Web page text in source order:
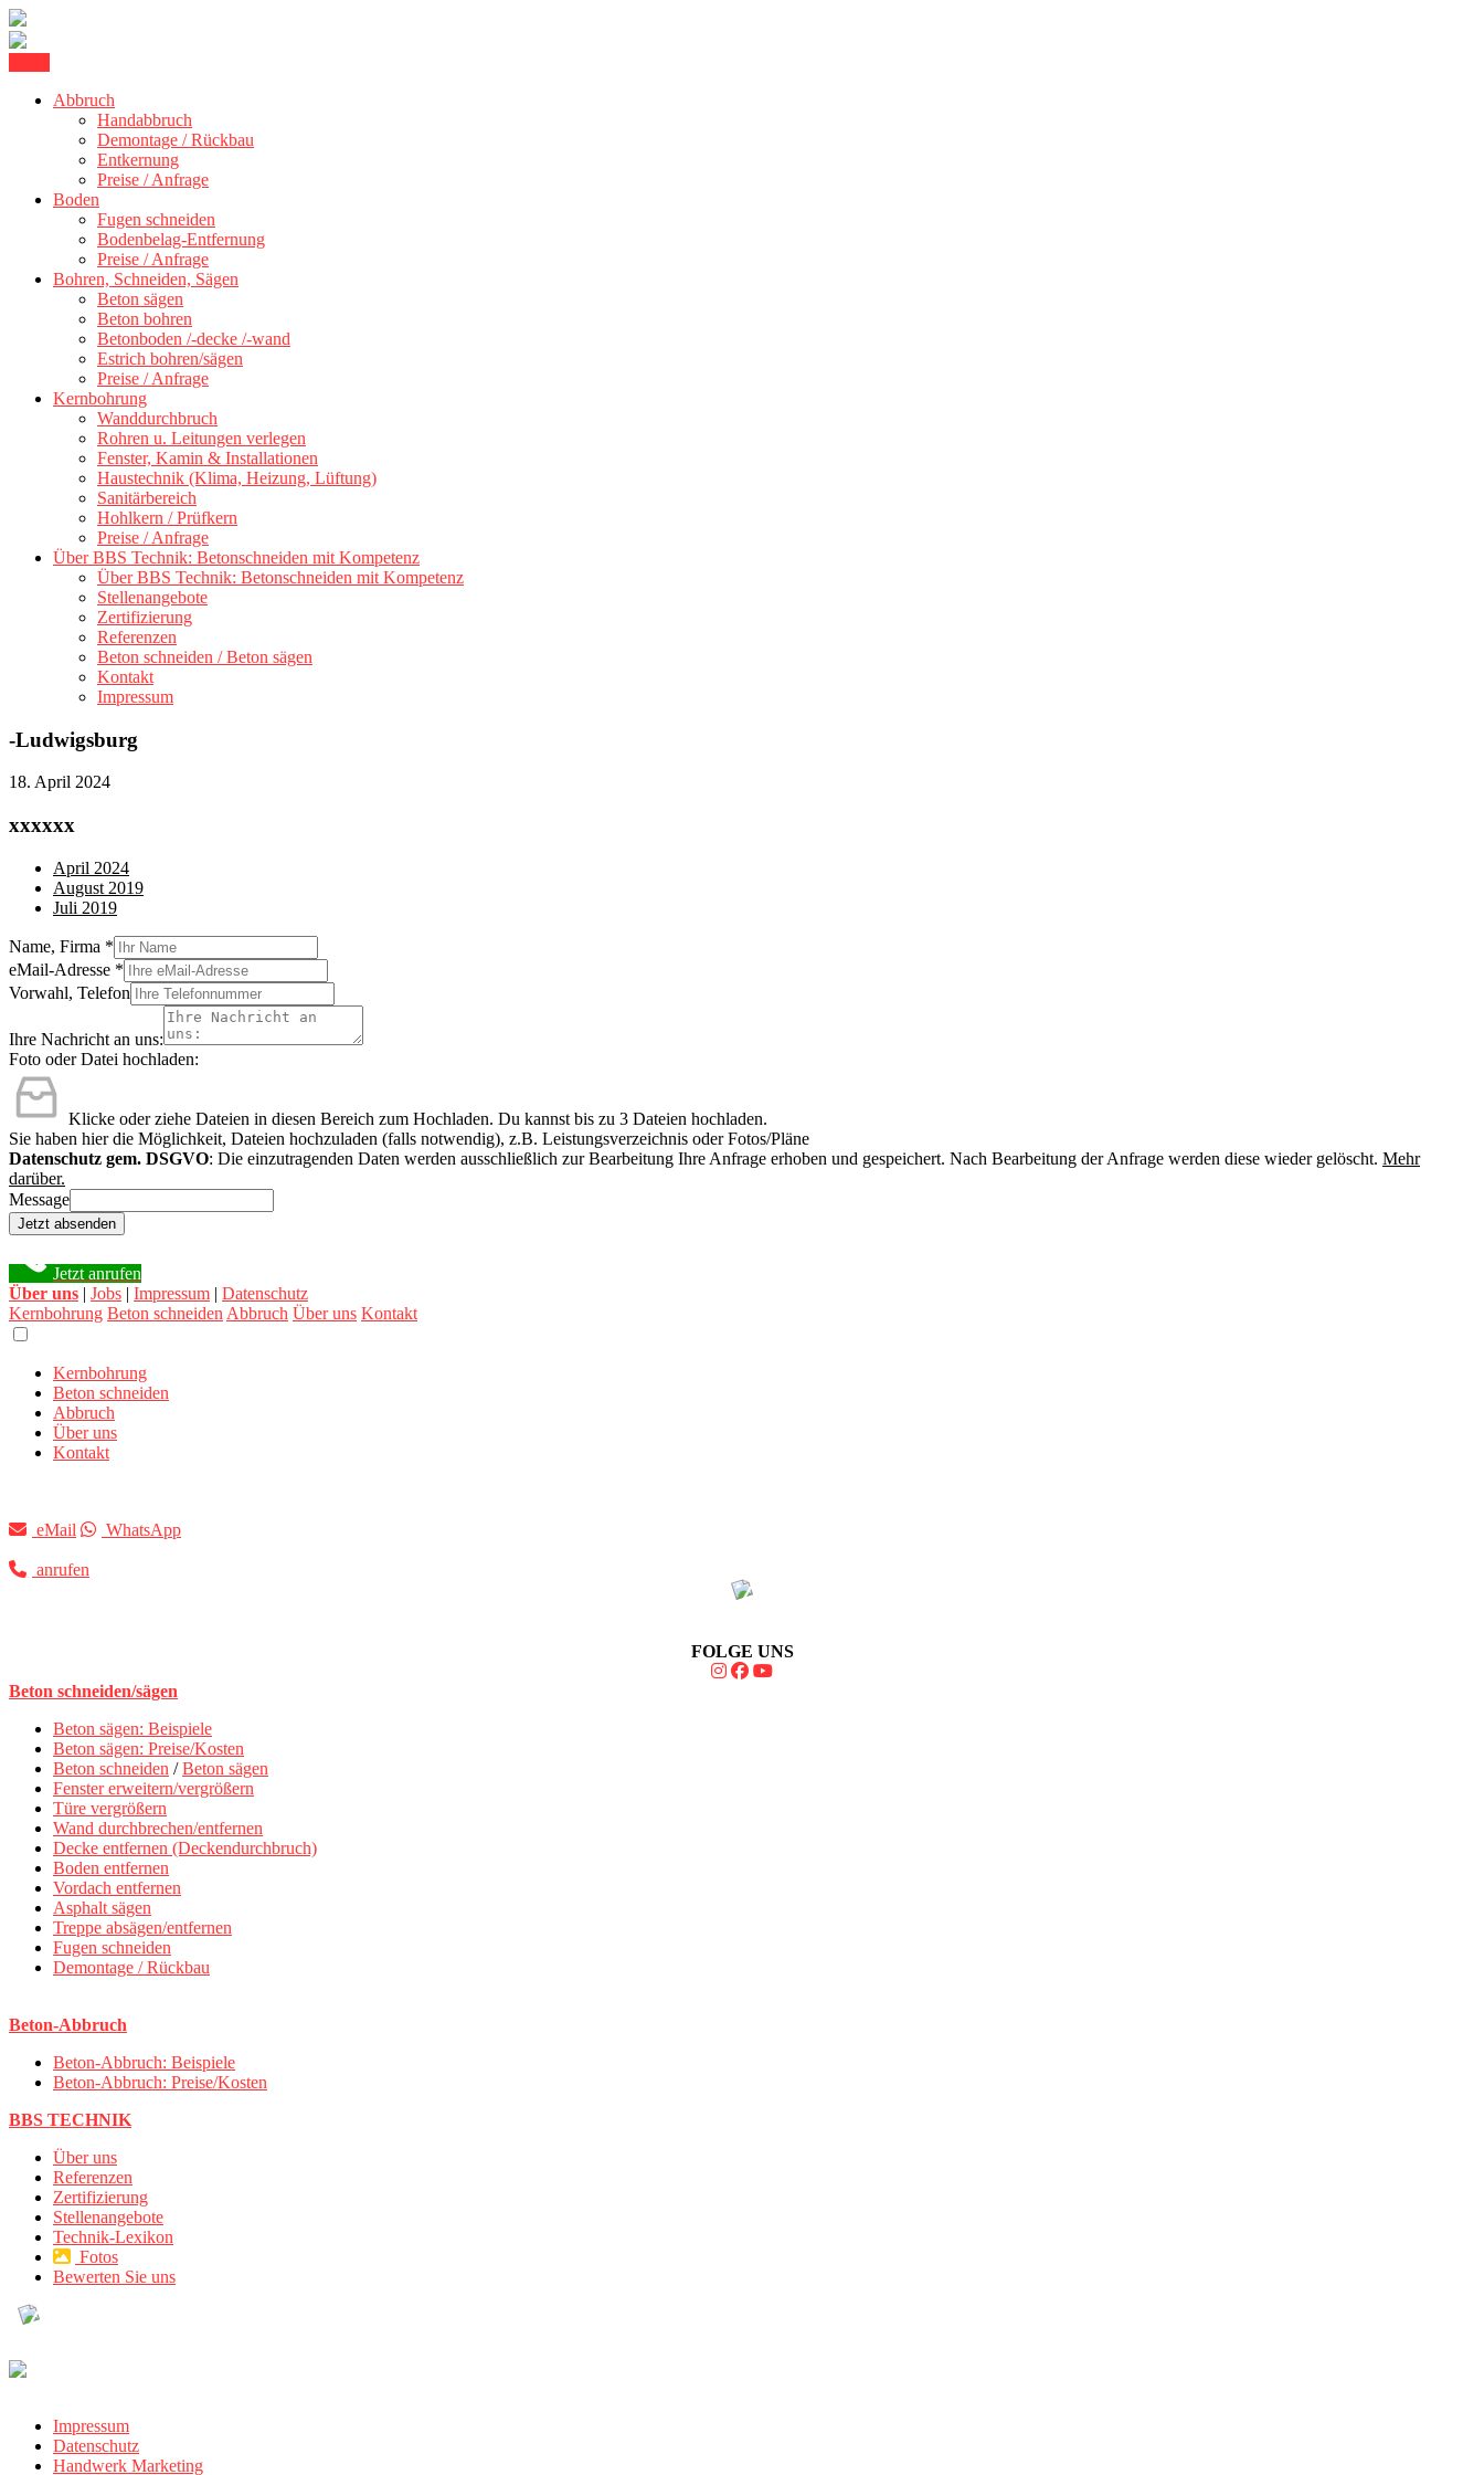
content
Betonschneiden Stuttgart
Abbruch
Handabbruch
Demontage / Rückbau
Entkernung
Preise / Anfrage
Boden
Fugen schneiden
Bodenbelag-Entfernung
Preise / Anfrage
Bohren, Schneiden, Sägen
Beton sägen
Beton bohren
Betonboden /-decke /-wand
Estrich bohren/sägen
Preise / Anfrage
Kernbohrung
Wanddurchbruch
Rohren u. Leitungen verlegen
Fenster, Kamin & Installationen
Haustechnik (Klima, Heizung, Lüftung)
Sanitärbereich
Hohlkern / Prüfkern
Preise / Anfrage
Über BBS Technik: Betonschneiden mit Kompetenz
Über BBS Technik: Betonschneiden mit Kompetenz
Stellenangebote
Zertifizierung
Referenzen
Beton schneiden / Beton sägen
Kontakt
Impressum
-Ludwigsburg
18. April 2024
xxxxxx
April 2024
August 2019
Juli 2019
Name, Firma *
eMail-Adresse *
Vorwahl, Telefon
Ihre Nachricht an uns:
Foto oder Datei hochladen:
Klicke oder ziehe Dateien in diesen Bereich zum Hochladen. Du kannst bis zu 3 Dateien hochladen.
Sie haben hier die Möglichkeit, Dateien hochzuladen (falls notwendig), z.B. Leistungsverzeichnis oder Fotos/Pläne
Datenschutz gem. DSGVO: Die einzutragenden Daten werden ausschließlich zur Bearbeitung Ihre Anfrage erhoben und gespeichert. Nach Bearbeitung der Anfrage werden diese wieder gelöscht. Mehr
darüber.
Message
Jetzt absenden
Jetzt anrufen
Über uns | Jobs | Impressum | Datenschutz
Kernbohrung Beton schneiden Abbruch Über uns Kontakt
Kernbohrung
Beton schneiden
Abbruch
Über uns
Kontakt
eMail WhatsApp
anrufen
FOLGE UNS
Beton schneiden/sägen
Beton sägen: Beispiele
Beton sägen: Preise/Kosten
Beton schneiden /Beton sägen
Fenster erweitern/vergrößern
Türe vergrößern
Wand durchbrechen/entfernen
Decke entfernen (Deckendurchbruch)
Boden entfernen
Vordach entfernen
Asphalt sägen
Treppe absägen/entfernen
Fugen schneiden
Demontage / Rückbau
Beton-Abbruch
Beton-Abbruch: Beispiele
Beton-Abbruch: Preise/Kosten
BBS TECHNIK
Über uns
Referenzen
Zertifizierung
Stellenangebote
Technik-Lexikon
Fotos
Bewerten Sie uns
Impressum
Datenschutz
Handwerk Marketing